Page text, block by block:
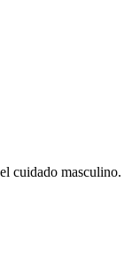
cuidado masculino.